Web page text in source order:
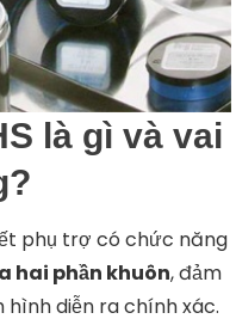
là gì và vai
phụ trợ có chức năng
hai phần khuôn, đảm
diễn ra chính xác.